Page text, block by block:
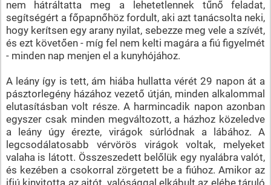
nem hátráltatta meg a lehetetlennek tűnő feladat,
segítségért a főpapnőhöz fordult, aki azt tanácsolta neki,
hogy kerítsen egy arany nyilat, sebezze meg vele a szívét,
és ezt követően - míg fel nem kelti magára a fiú figyelmét
- minden nap menjen el a kunyhójához.
A leány így is tett, ám hiába hullatta vérét 29 napon át a
pásztorlegény házához vezető útján, minden alkalommal
elutasításban volt része. A harmincadik napon azonban
egyszer csak minden megváltozott, a házhoz közeledve
a leány úgy érezte, virágok súrlódnak a lábához. A
legcsodálatosabb vérvörös virágok voltak, melyeket
valaha is látott. Összeszedett belőlük egy nyalábra valót,
és kezében a csokorral zörgetett be a fiúhoz. Amikor az
ifjú kinyitotta az ajtót, valósággal elkábult az elébe táruló